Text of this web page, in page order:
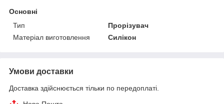
Основні
Тип
Прорізувач
Матеріал виготовлення
Силікон
Умови доставки
Доставка здійснюється тільки по передоплаті.